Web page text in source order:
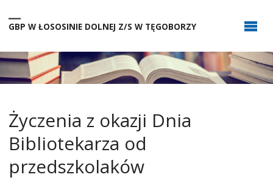
GBP W ŁOSOSINIE DOLNEJ Z/S W TĘGOBORZY
Życzenia z okazji Dnia
Bibliotekarza od
przedszkolaków